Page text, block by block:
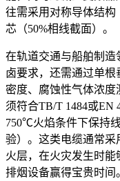
往需采用对称导体结构
芯（50%相线截面）。
在轨道交通与船舶制
卤要求，还需通过单
密度、腐蚀性气体浓
须符合TB/T 1484或EN
750℃火焰条件下保持
验）。这类电缆通常
火层，在火灾发生时
排烟设备赢得宝贵时间